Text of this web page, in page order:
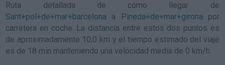
Ruta detallada de cómo llegar de
Sant+pol+de+mar+barcelona a Pineda+de+mar+girona por
carretera en coche. La distancia entre estos dos puntos es
de aproximadamente 10,0 km y el tiempo estimado del viaje
es de 18 min manteniendo una velocidad media de 0 km/h.